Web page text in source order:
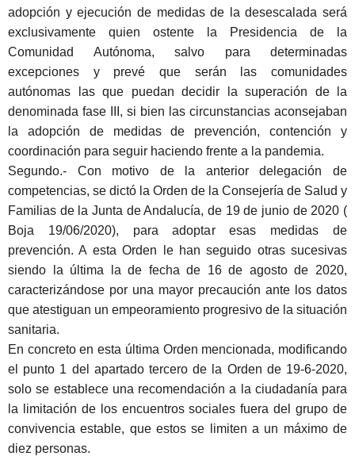
adopción y ejecución de medidas de la desescalada será
exclusivamente quien ostente la Presidencia de la
Comunidad Autónoma, salvo para determinadas
excepciones y prevé que serán las comunidades
autónomas las que puedan decidir la superación de la
denominada fase III, si bien las circunstancias aconsejaban
la adopción de medidas de prevención, contención y
coordinación para seguir haciendo frente a la pandemia.
Segundo.- Con motivo de la anterior delegación de
competencias, se dictó la Orden de la Consejería de Salud y
Familias de la Junta de Andalucía, de 19 de junio de 2020 (
Boja 19/06/2020), para adoptar esas medidas de
prevención. A esta Orden le han seguido otras sucesivas
siendo la última la de fecha de 16 de agosto de 2020,
caracterizándose por una mayor precaución ante los datos
que atestiguan un empeoramiento progresivo de la situación
sanitaria.
En concreto en esta última Orden mencionada, modificando
el punto 1 del apartado tercero de la Orden de 19-6-2020,
solo se establece una recomendación a la ciudadanía para
la limitación de los encuentros sociales fuera del grupo de
convivencia estable, que estos se limiten a un máximo de
diez personas.